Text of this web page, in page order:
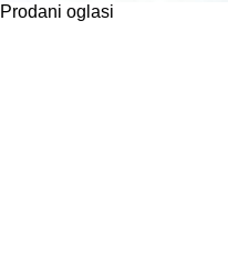
Prodani oglasi